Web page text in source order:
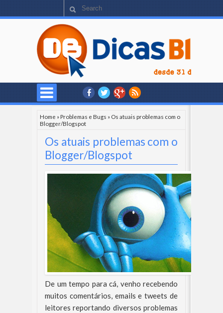
Home »Problemas e Bugs » Os atuais problemas com o
Blogger/Blogspot
Os atuais problemas com o
Blogger/Blogspot
De um tempo para cá, venho recebendo
muitos comentários, emails e tweets de
leitores reportando diversos problemas